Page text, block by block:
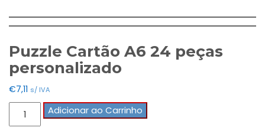
Puzzle Cartão A6 24 peças
personalizado
€7,11 s/ IVA
Quantidade
de
Adicionar ao Carrinho